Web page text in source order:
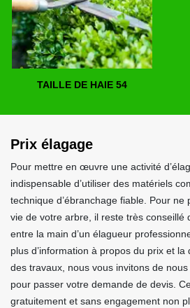
TAILLE DE HAIE 54
Prix élagage
Pour mettre en œuvre une activité
indispensable d’utiliser des matériels
technique d’ébranchage fiable. Pour ne
vie de votre arbre, il reste très conseillé
entre la main d’un élagueur
plus d’information à propos du prix et
des travaux, nous vous invitons de
pour passer votre demande de devis.
gratuitement et sans engagement non